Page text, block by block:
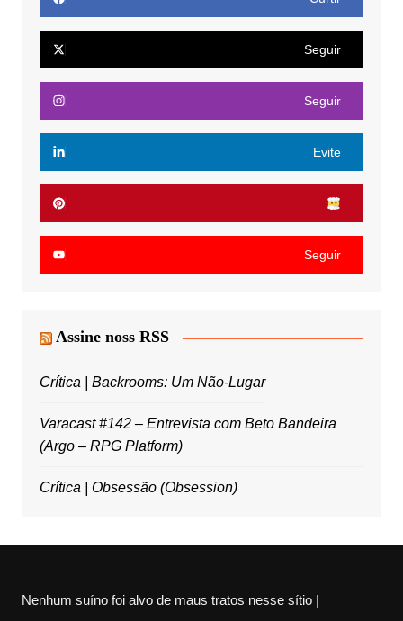
Seguir
Seguir
Evite
Seguir
Assine noss RSS
Crítica | Backrooms: Um Não-Lugar
Varacast #142 – Entrevista com Beto Bandeira
(Argo – RPG Platform)
Crítica | Obsessão (Obsession)
Nenhum suíno foi alvo de maus tratos nesse sítio |